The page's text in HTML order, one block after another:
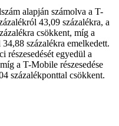
alapján számolva a T-
43,09 százalékra, a
csökkent, míg a
százalékra emelkedett.
részesedését egyedül a
a T-Mobile részesedése
százalékponttal csökkent.